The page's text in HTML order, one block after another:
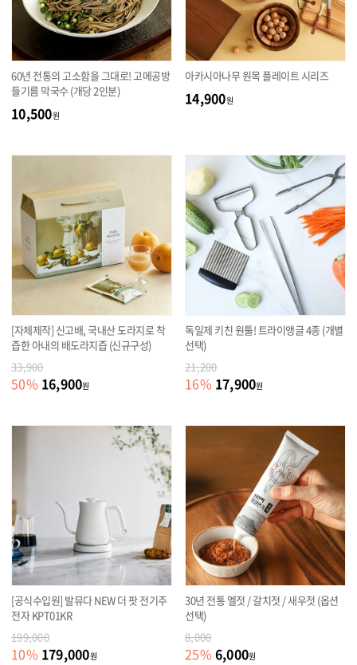
60년 전통의 고소함을 그대로! 고메공방
들기름 막국수 (개당 2인분)
10,500원
아카시아나무 원목 플레이트 시리즈
14,900원
[자체제작] 신고배, 국내산 도라지로 착
즙한 아내의 배도라지즙 (신규구성)
33,900
50% 16,900원
독일제 키친 원툴! 트라이앵글 4종 (개별
선택)
21,200
16% 17,900원
[공식수입원] 발뮤다 NEW 더 팟 전기주
전자 KPT01KR
199,000
10% 179,000원
30년 전통 멜젓 / 갈치젓 / 새우젓 (옵션
선택)
8,000
25% 6,000원